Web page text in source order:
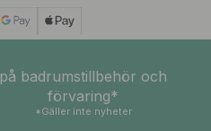
på badrumstillbehör och
förvaring*
*Gäller inte nyheter